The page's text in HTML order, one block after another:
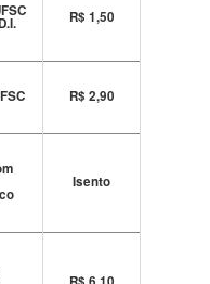
R$ 1,50
R$ 2,90
Isento